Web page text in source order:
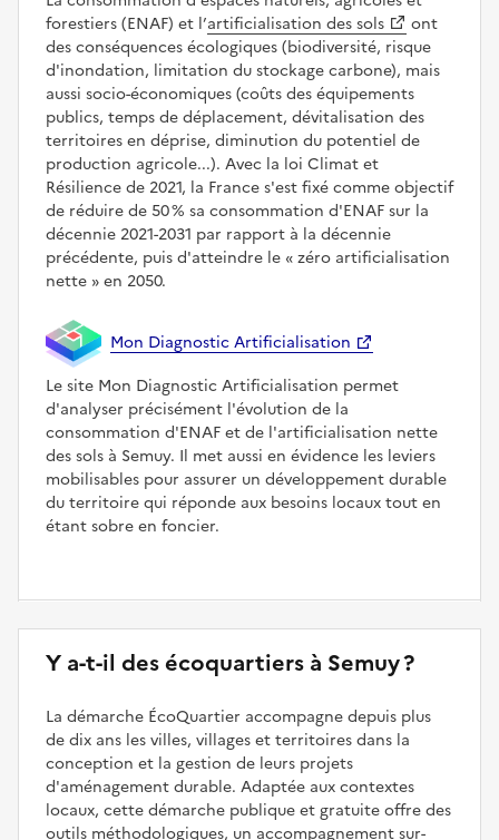
forestiers (ENAF) et l’artificialisation des sols
ont
des conséquences écologiques (biodiversité, risque
d'inondation, limitation du stockage carbone), mais
aussi socio-économiques (coûts des équipements
publics, temps de déplacement, dévitalisation des
territoires en déprise, diminution du potentiel de
production agricole...). Avec la loi Climat et
Résilience de 2021, la France s'est fixé comme objectif
de réduire de 50 % sa consommation d'ENAF sur la
décennie 2021-2031 par rapport à la décennie
précédente, puis d'atteindre le
zéro artificialisation
nette
en 2050.
Mon Diagnostic Artificialisation
Le site Mon Diagnostic Artificialisation permet
d'analyser précisément l'évolution de la
consommation d'ENAF et de l'artificialisation nette
des sols à Semuy. Il met aussi en évidence les leviers
mobilisables pour assurer un développement durable
du territoire qui réponde aux besoins locaux tout en
étant sobre en foncier.
Y a-t-il des écoquartiers à Semuy ?
La démarche ÉcoQuartier accompagne depuis plus
de dix ans les villes, villages et territoires dans la
conception et la gestion de leurs projets
d'aménagement durable. Adaptée aux contextes
locaux, cette démarche publique et gratuite offre des
outils méthodologiques, un accompagnement sur-